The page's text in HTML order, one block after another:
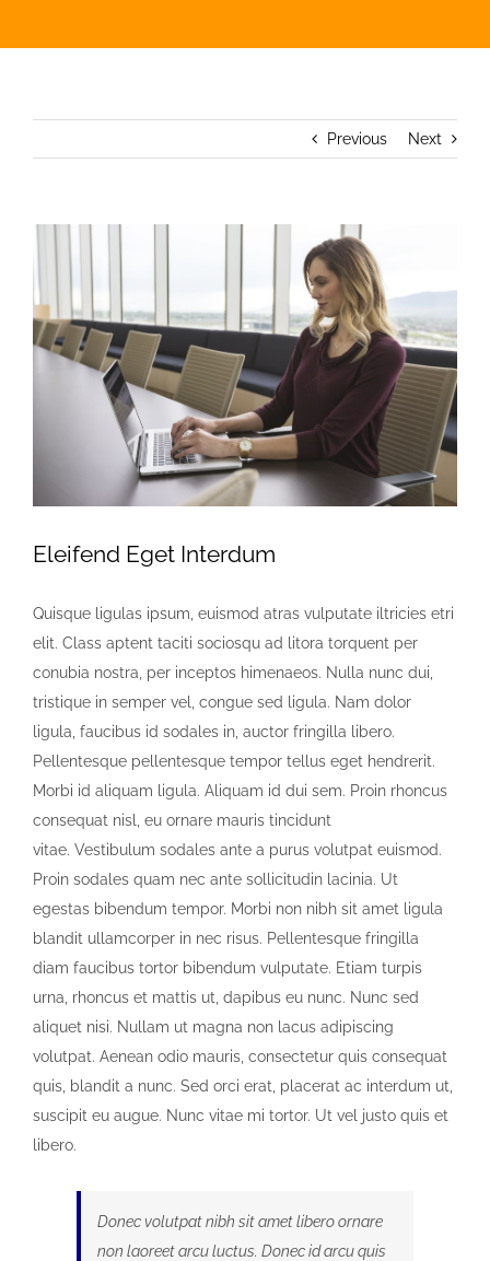
Previous Next
Eleifend Eget Interdum
Quisque ligulas ipsum, euismod atras vulputate iltricies etri
elit. Class aptent taciti sociosqu ad litora torquent per
conubia nostra, per inceptos himenaeos. Nulla nunc dui,
tristique in semper vel, congue sed ligula. Nam dolor
ligula, faucibus id sodales in, auctor fringilla libero.
Pellentesque pellentesque tempor tellus eget hendrerit.
Morbi id aliquam ligula. Aliquam id dui sem. Proin rhoncus
consequat nisl, eu ornare mauris tincidunt
vitae. Vestibulum sodales ante a purus volutpat euismod.
Proin sodales quam nec ante sollicitudin lacinia. Ut
egestas bibendum tempor. Morbi non nibh sit amet ligula
blandit ullamcorper in nec risus. Pellentesque fringilla
diam faucibus tortor bibendum vulputate. Etiam turpis
urna, rhoncus et mattis ut, dapibus eu nunc. Nunc sed
aliquet nisi. Nullam ut magna non lacus adipiscing
volutpat. Aenean odio mauris, consectetur quis consequat
quis, blandit a nunc. Sed orci erat, placerat ac interdum ut,
suscipit eu augue. Nunc vitae mi tortor. Ut vel justo quis et
libero.
Donec volutpat nibh sit amet libero ornare
non laoreet arcu luctus. Donec id arcu quis